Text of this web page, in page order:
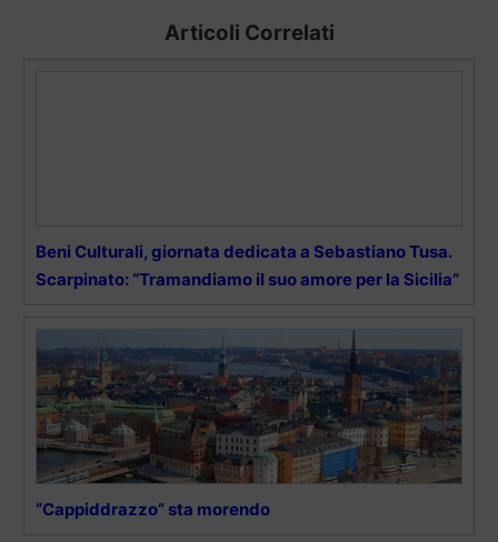
Articoli Correlati
Beni Culturali, giornata dedicata a Sebastiano Tusa.
Scarpinato: “Tramandiamo il suo amore per la Sicilia”
“Cappiddrazzo” sta morendo